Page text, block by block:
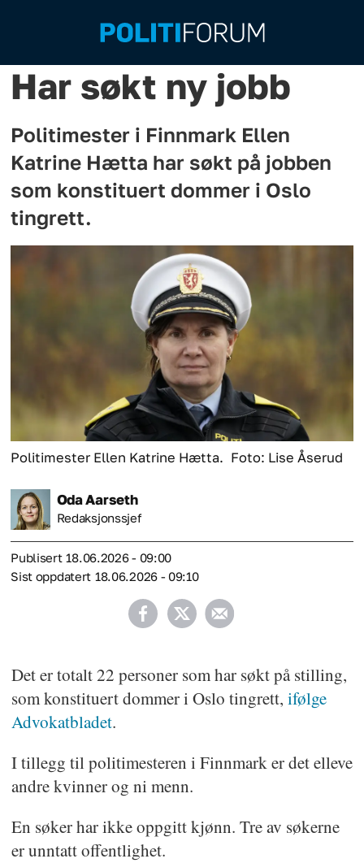
Har søkt ny jobb
Politimester i Finnmark Ellen
Katrine Hætta har søkt på jobben
som konstituert dommer i Oslo
tingrett.
Politimester Ellen Katrine Hætta. Foto: Lise Åserud
OdaAarseth
Redaksjonssjef
Publisert
18.06.2026 - 09:00
Sist oppdatert
18.06.2026 - 09:10
Det er totalt 22 personer som har søkt på stilling,
som konstituert dommer i Oslo tingrett, ifølge
Advokatbladet.
I tillegg til politimesteren i Finnmark er det elleve
andre kvinner og ni menn.
En søker har ikke oppgitt kjønn. Tre av søkerne
er unntatt offentlighet.